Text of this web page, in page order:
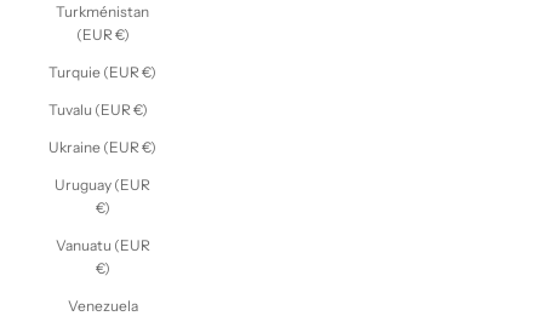
Turkménistan
(EUR €)
Turquie (EUR €)
Tuvalu (EUR €)
Ukraine (EUR €)
Uruguay (EUR
€)
Vanuatu (EUR
€)
Venezuela